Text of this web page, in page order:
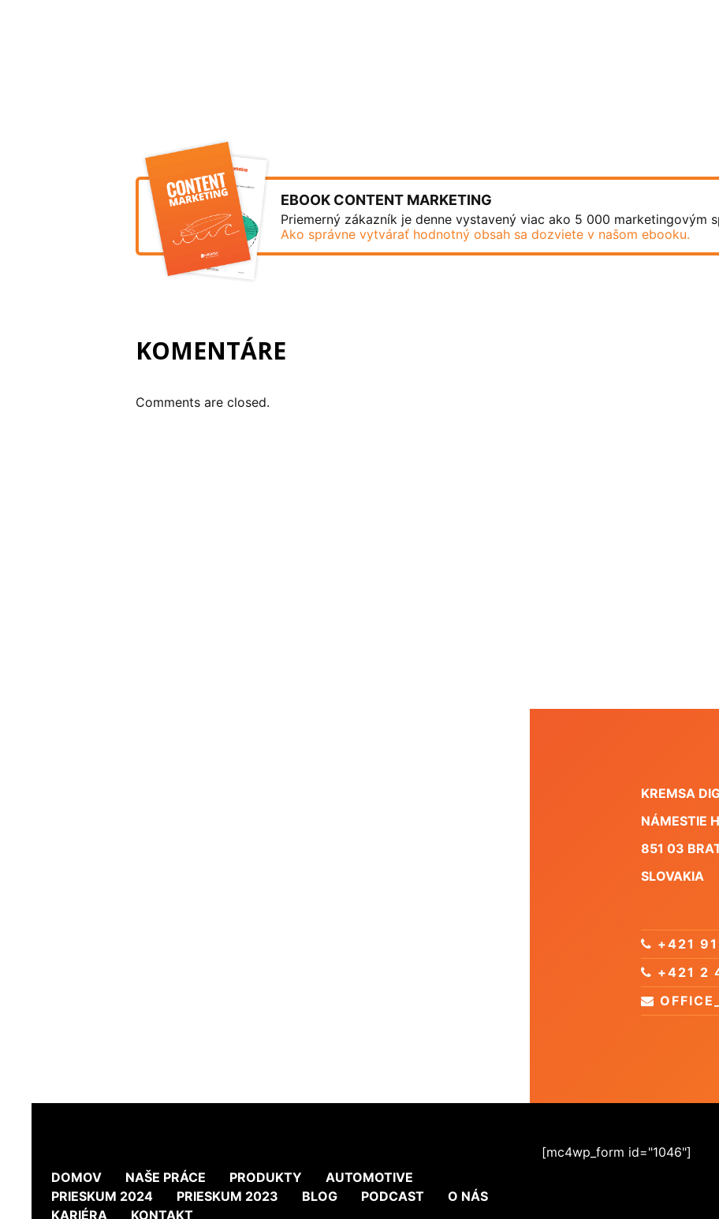
EBOOK CONTENT MARKETING
Priemerný zákazník je denne vystavený viac ako 5 000 marketingovým
Ako správne vytvárať hodnotný obsah sa dozviete v našom ebooku.
KOMENTÁRE
Comments are closed.
KREMSA
NÁMESTIE
851 03
SLOVAKIA
+421
+421 2
DOMOV NAŠE PRÁCE PRODUKTY
AUTOMOTIVE
PRIESKUM 2024
PRIESKUM 2023 BLOG PODCAST
O NÁS
KARIÉRA
KONTAKT
[mc4wp_form id="1046"]